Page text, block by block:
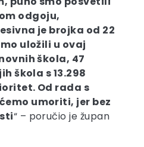
odgoju,
je brojka od 22
uložili u ovaj
škola, 47
škola s 13.298
Od rada s
umoriti, jer bez
“ – poručio je župan